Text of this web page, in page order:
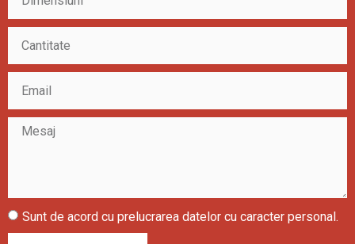
Sunt de acord cu prelucrarea datelor cu caracter personal.